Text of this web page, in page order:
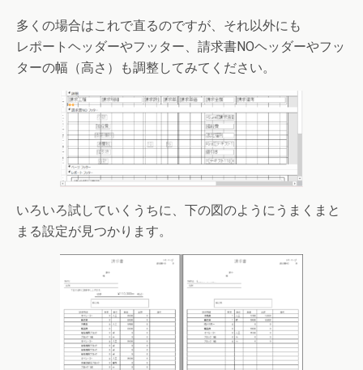
多くの場合はこれで直るのですが、それ以外にも
レポートヘッダーやフッター、請求書NOヘッダーやフッ
ターの幅（高さ）も調整してみてください。
いろいろ試していくうちに、下の図のようにうまくまと
まる設定が見つかります。